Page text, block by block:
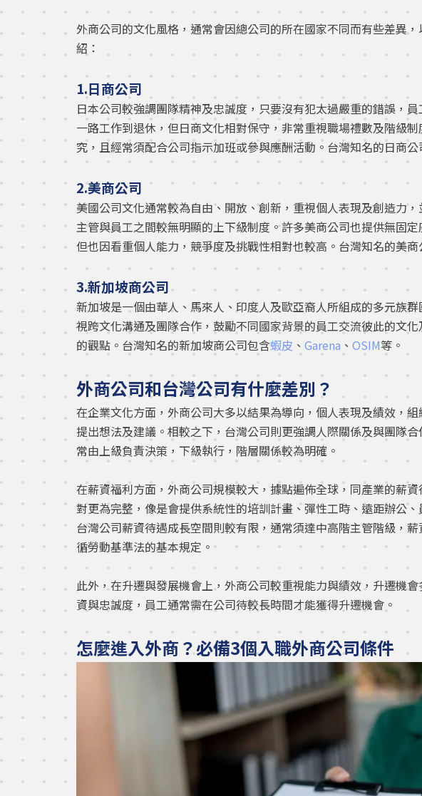
外商公司的文化風格，通常會因總公司的所在國家不同而有些差異
紹：
1.日商公司
日本公司較強調團隊精神及忠誠度，只要沒有犯太過嚴重的錯誤，
一路工作到退休，但日商文化相對保守，非常重視職場禮數及階級
究，且經常須配合公司指示加班或參與應酬活動。台灣知名的日商公
2.美商公司
美國公司文化通常較為自由、開放、創新，重視個人表現及創造力
主管與員工之間較無明顯的上下級制度。許多美商公司也提供無固
但也因看重個人能力，競爭度及挑戰性相對也較高。台灣知名的美商
3.新加坡商公司
新加坡是一個由華人、馬來人、印度人及歐亞裔人所組成的多元族
視跨文化溝通及團隊合作，鼓勵不同國家背景的員工交流彼此的文
的觀點。台灣知名的新加坡商公司包含蝦皮 、 Garena 、 OSIM等。
外商公司和台灣公司有什麼差別？
在企業文化方面，外商公司大多以結果為導向，個人表現及績效，
提出想法及建議。相較之下，台灣公司則更強調人際關係及與團隊
常由上級負責決策，下級執行，階層關係較為明確。
在薪資福利方面，外商公司規模較大，據點遍佈全球，同產業的薪
對更為完整，像是會提供系統性的培訓計畫、彈性工時、遠距辦公
台灣公司薪資待遇成長空間則較有限，通常須達中高階主管階級，
循勞動基準法的基本規定。
此外，在升遷與發展機會上，外商公司較重視能力與績效，升遷機
資與忠誠度，員工通常需在公司待較長時間才能獲得升遷機會。
怎麼進入外商？必備3個入職外商公司條件